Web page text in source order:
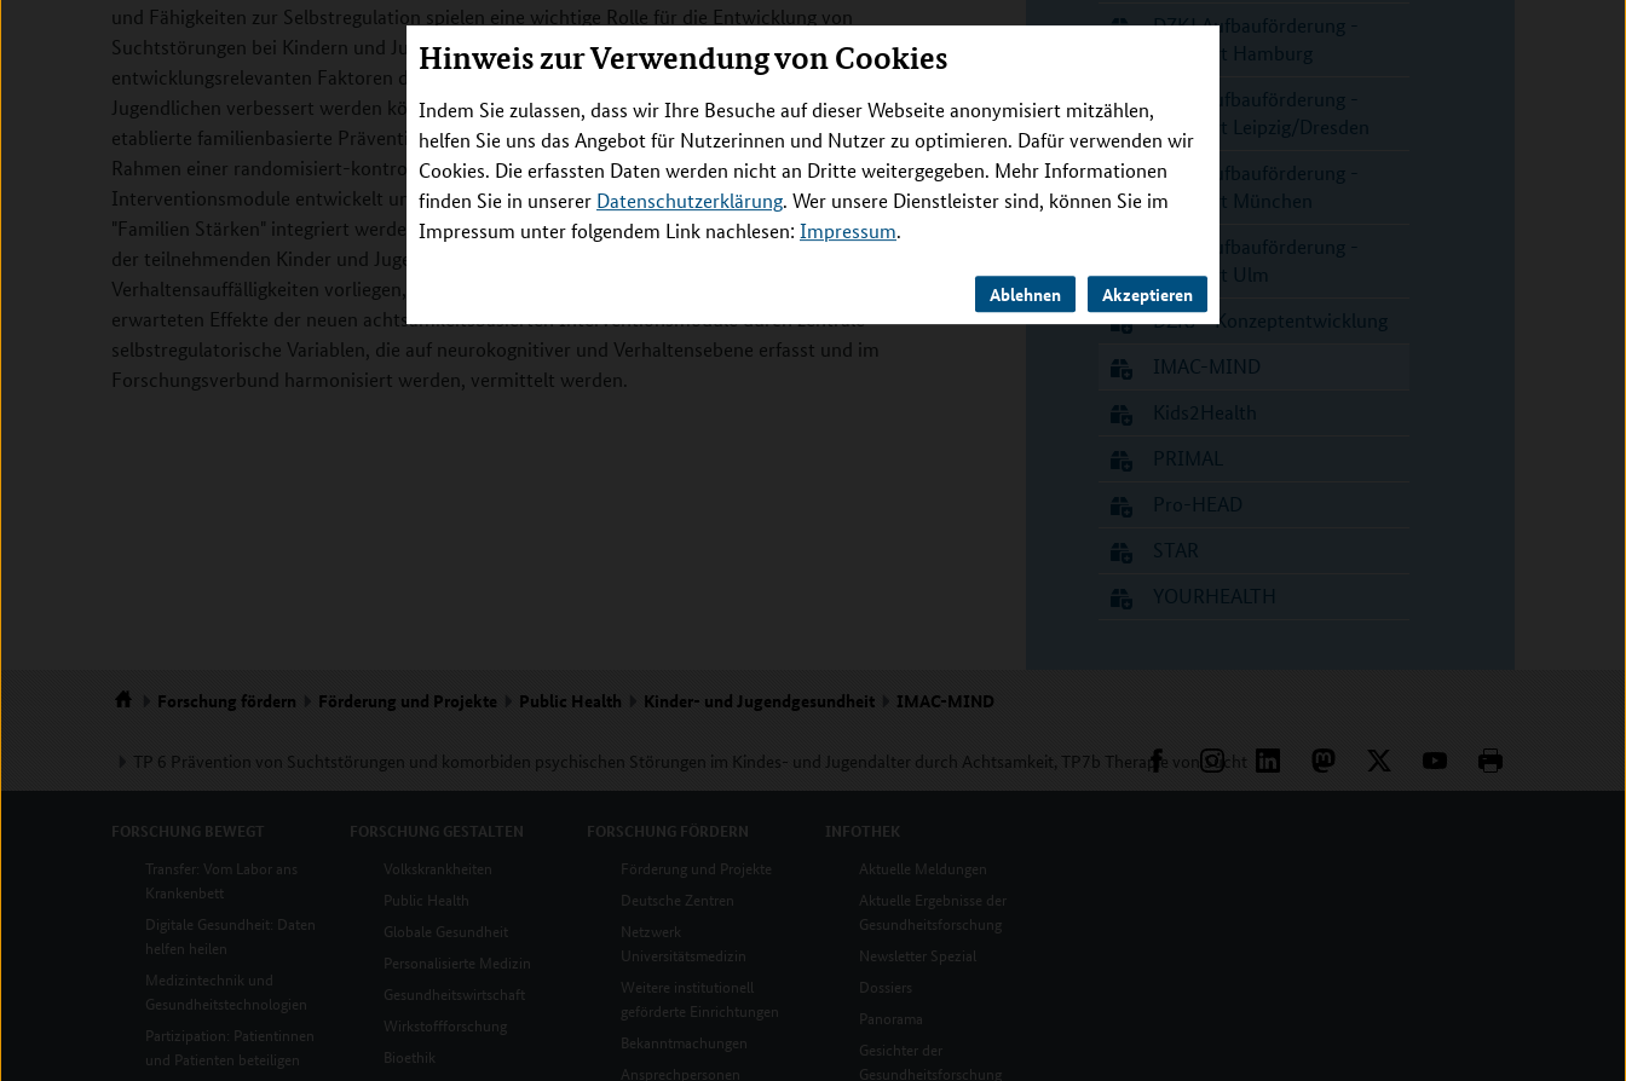
Hinweis zur Verwendung von Cookies
Indem Sie zulassen, dass wir Ihre Besuche auf dieser Webseite anonymisiert mitzählen,
helfen Sie uns das Angebot für Nutzerinnen und Nutzer zu optimieren. Dafür verwenden wir
Cookies. Die erfassten Daten werden nicht an Dritte weitergegeben. Mehr Informationen
finden Sie in unserer Datenschutzerklärung. Wer unsere Dienstleister sind, können Sie im
Impressum unter folgendem Link nachlesen: Impressum.
Ablehnen Akzeptieren
und Fähigkeiten zur Selbstregulation spielen eine wichtige Rolle für die Entwicklung von
Suchtstörungen bei Kindern und Jugendlichen. Erste Studien zeigen, dass diese
entwicklungsrelevanten Faktoren durch achtsamkeitsbasierte Interventionen bei Kindern und
Jugendlichen verbessert werden können und die Integration achtsamkeitsbasierter Übungen in
etablierte familienbasierte Präventionsprogramme gut möglich ist. In diesem Vorhaben sollen im
Rahmen einer randomisiert-kontrollierten Studie entwicklungsangemessene achtsamkeitsbasierte
Interventionsmodule entwickelt und in das evidenzbasierte 7-wöchige Präventionsprogramm
"Familien Stärken" integriert werden und die Wirksamkeit zur Verringerung des Substanzkonsums
der teilnehmenden Kinder und Jugendlichen im Alter von 10 bis 14 Jahren, bei denen frühe
Verhaltensauffälligkeiten vorliegen, untersucht werden. Zudem soll geprüft werden, ob die
erwarteten Effekte der neuen achtsamkeitsbasierten Interventionsmodule durch zentrale
selbstregulatorische Variablen, die auf neurokognitiver und Verhaltensebene erfasst und im
Forschungsverbund harmonisiert werden, vermittelt werden.
DZKJ Aufbauförderung -
Standort Hamburg
DZKJ Aufbauförderung -
Standort Leipzig/Dresden
DZKJ Aufbauförderung -
Standort München
DZKJ Aufbauförderung -
Standort Ulm
DZKJ - Konzeptentwicklung
IMAC-MIND
Kids2Health
PRIMAL
Pro-HEAD
STAR
YOURHEALTH
Forschung fördern Förderung und Projekte Public Health Kinder- und Jugendgesundheit IMAC-MIND
TP 6 Prävention von Suchtstörungen und komorbiden psychischen Störungen im Kindes- und Jugendalter durch Achtsamkeit, TP7b Therapie von Sucht
FORSCHUNG BEWEGT
Transfer: Vom Labor ans
Krankenbett
Digitale Gesundheit: Daten
helfen heilen
Medizintechnik und
Gesundheitstechnologien
Partizipation: Patientinnen
und Patienten beteiligen
FORSCHUNG GESTALTEN
Volkskrankheiten
Public Health
Globale Gesundheit
Personalisierte Medizin
Gesundheitswirtschaft
Wirkstoffforschung
Bioethik
FORSCHUNG FÖRDERN
Förderung und Projekte
Deutsche Zentren
Netzwerk
Universitätsmedizin
Weitere institutionell
geförderte Einrichtungen
Bekanntmachungen
Ansprechpersonen
INFOTHEK
Aktuelle Meldungen
Aktuelle Ergebnisse der
Gesundheitsforschung
Newsletter Spezial
Dossiers
Panorama
Gesichter der
Gesundheitsforschung